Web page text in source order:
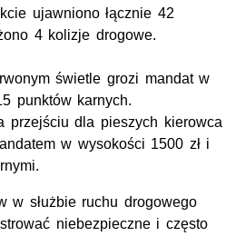
ujawniono łącznie 42
4 kolizje drogowe.
świetle grozi mandat w
punktów karnych.
dla pieszych kierowca
w wysokości 1500 zł i
w służbie ruchu drogowego
niebezpieczne i często